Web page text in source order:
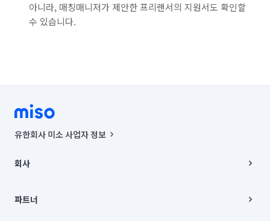
아니라, 매칭매니저가 제안한 프리랜서의 지원서도 확인할
수 있습니다.
유한회사 미소 사업자 정보
00019 |
주소 | 본사: 서울특별시 종로구 율곡로 6(중학동, 트윈트리빌딩) B동 5층
컨택센터 : 서울특별시 종로구 수송동 율곡로 24, 7층, 8층 미소
회사
채용
파트너